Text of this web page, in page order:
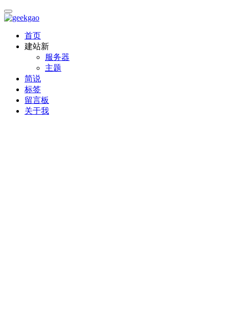
首页
建站新
服务器
主题
简说
标签
留言板
关于我